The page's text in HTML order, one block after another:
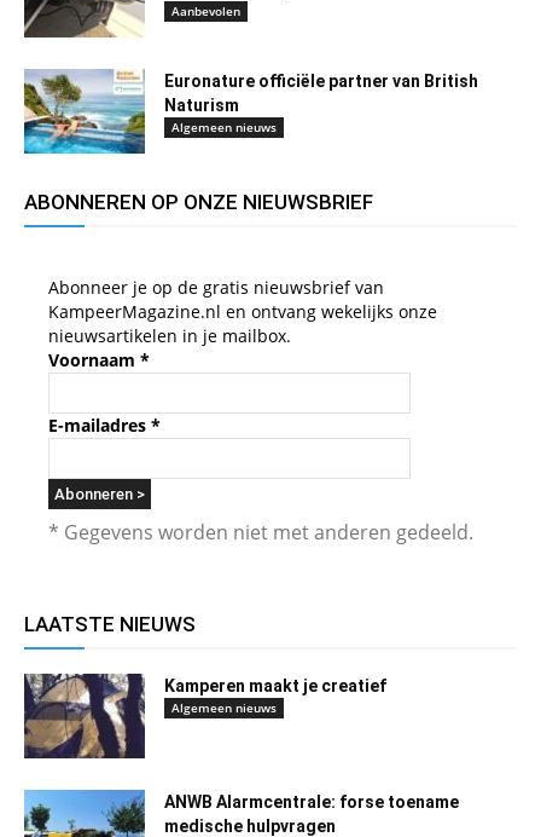
Aanbevolen
Euronature officiële partner van British
Naturism
Algemeen nieuws
ABONNEREN OP ONZE NIEUWSBRIEF
Abonneer je op de gratis nieuwsbrief van
KampeerMagazine.nl en ontvang wekelijks onze
nieuwsartikelen in je mailbox.
Voornaam *
E-mailadres *
* Gegevens worden niet met anderen gedeeld.
LAATSTE NIEUWS
Kamperen maakt je creatief
Algemeen nieuws
ANWB Alarmcentrale: forse toename
medische hulpvragen